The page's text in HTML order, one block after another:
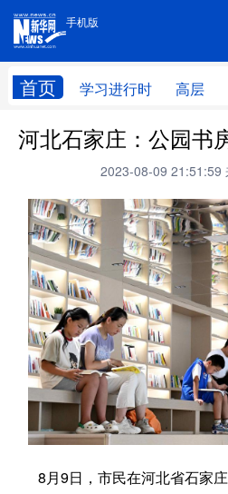
手机版
首页 学习进行时 高层
手机版
网站地
学习进行时 高层
财经
台湾 思客智库
科技 科创
文化 书画
访谈 视频
法律 中央文件
食品 人居
学术中国 乡村振兴
城市 旅游
河北石家庄：公园书
2023-08-09 21:51:59
8月9日，市民在河北省石家庄